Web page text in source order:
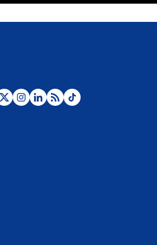
Tras su posesión, presidente De la